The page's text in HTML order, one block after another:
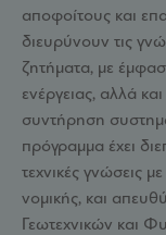
αποφοίτους και
διευρύνουν τις
ζητήματα, με
ενέργειας, αλλά
συντήρηση
πρόγραμμα έχει
τεχνικές γνώσεις
νομικής, και
Γεωτεχνικών και